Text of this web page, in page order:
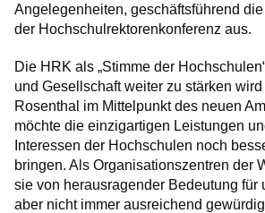
Angelegenheiten, geschäftsführend
der Hochschulrektorenkonferenz aus.
Die HRK als „Stimme der
und Gesellschaft weiter zu stärken wird
Rosenthal im Mittelpunkt des neuen
möchte die einzigartigen Leistungen
Interessen der Hochschulen noch
bringen. Als Organisationszentren der
sie von herausragender Bedeutung für
aber nicht immer ausreichend